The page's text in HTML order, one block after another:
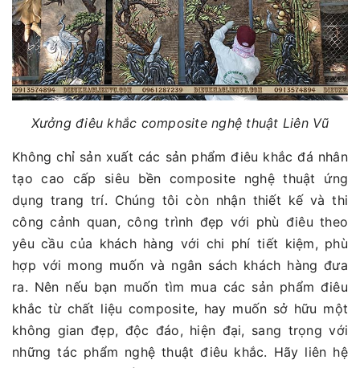
Xưởng điêu khắc composite nghệ thuật Liên Vũ
Không chỉ sản xuất các sản phẩm điêu khắc đá nhân
tạo cao cấp siêu bền composite nghệ thuật ứng
dụng trang trí. Chúng tôi còn nhận thiết kế và thi
công cảnh quan, công trình đẹp với phù điêu theo
yêu cầu của khách hàng với chi phí tiết kiệm, phù
hợp với mong muốn và ngân sách khách hàng đưa
ra. Nên nếu bạn muốn tìm mua các sản phẩm điêu
khắc từ chất liệu composite, hay muốn sở hữu một
không gian đẹp, độc đáo, hiện đại, sang trọng với
những tác phẩm nghệ thuật điêu khắc. Hãy liên hệ